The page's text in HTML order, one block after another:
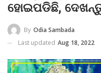
ହୋଇପଡିଛି,
By Odia Sambada
Last updated Aug 18, 2022